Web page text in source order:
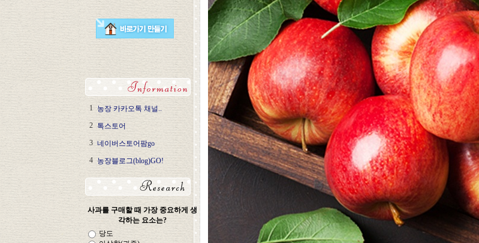
1 농장 카카오톡 채널..
2
톡스토어
3 네이버스토어팜go
4 농장블로그(blog)GO!
사과를 구매할 때 가장 중요하게 생
각하는 요소는?
당도